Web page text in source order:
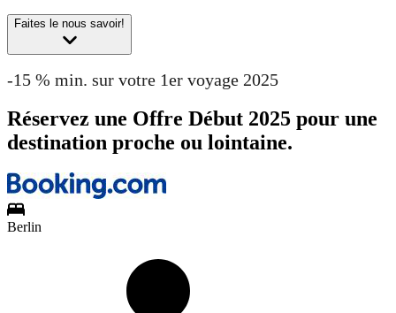
Faites le nous savoir!
-15 % min. sur votre 1er voyage 2025
Réservez une Offre Début 2025 pour une
destination proche ou lointaine.
Berlin